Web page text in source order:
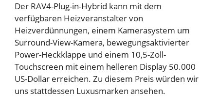
Der RAV4-Plug-in-Hybrid kann mit dem
verfügbaren Heizveranstalter von
Heizverdünnungen, einem Kamerasystem um
Surround-View-Kamera, bewegungsaktivierter
Power-Heckklappe und einem 10,5-Zoll-
Touchscreen mit einem helleren Display 50.000
US-Dollar erreichen. Zu diesem Preis würden wir
uns stattdessen Luxusmarken ansehen.